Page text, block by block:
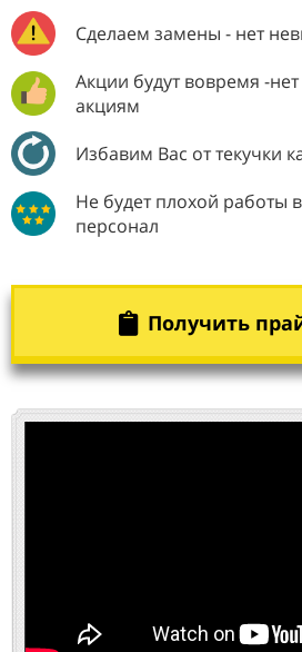
Сделаем замены - нет
Акции будут вовремя -
акциям
Избавим Вас от текучки
Не будет плохой работы
персонал
Получить